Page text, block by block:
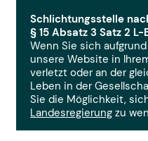
Schlich­tungs­stel­le
§ 15 Absatz 3 Satz 2 L-
Wenn Sie sich
unsere Website in
verletzt oder an der
Leben in der
Sie die Möglichkeit,
Landesregierung zu